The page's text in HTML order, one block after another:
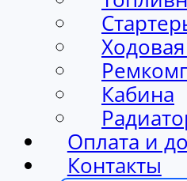
Кабина
Оплата и
Контакты